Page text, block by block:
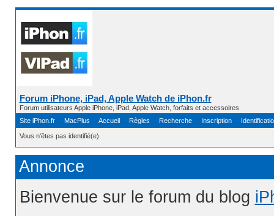
Forum iPhone, iPad, Apple Watch de iPhon.fr
Forum utilisateurs Apple iPhone, iPad, Apple Watch, forfaits et accessoires
Site iPhon.fr
MacPlus Accueil Règles Recherche Inscription
Vous n'êtes pas identifié(e).
Annonce
Bienvenue sur le forum du blog